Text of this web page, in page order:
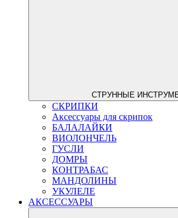
СТРУННЫЕ
СКРИПКИ
Аксессуары для скрипок
БАЛАЛАЙКИ
ВИОЛОНЧЕЛЬ
ГУСЛИ
ДОМРЫ
КОНТРАБАС
МАНДОЛИНЫ
УКУЛЕЛЕ
АКСЕССУАРЫ